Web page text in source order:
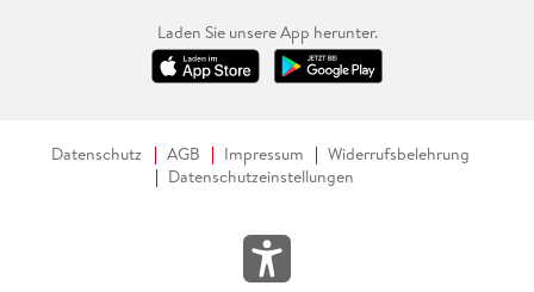
Laden Sie unsere App herunter.
Datenschutz AGB Impressum
Widerrufsbelehrung
Datenschutzeinstellungen